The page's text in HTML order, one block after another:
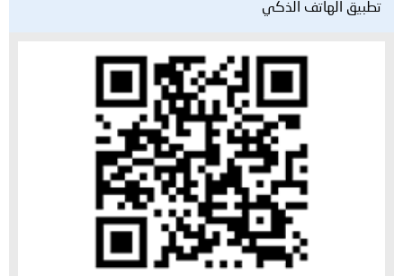
تطبيق الهاتف الذكي